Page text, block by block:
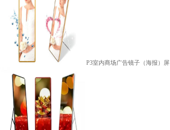
P3室内商场广告镜子（海报）屏